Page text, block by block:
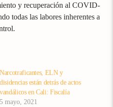
y recuperación al COVID-
todas las labores inherentes a
Narcotraficantes, ELN y
disidencias están detrás de actos
vandálicos en Cali: Fiscalía
5 mayo, 2021